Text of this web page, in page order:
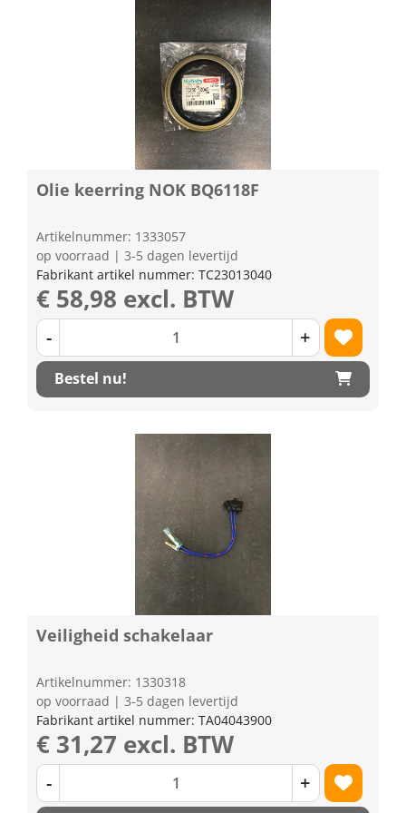
Olie keerring NOK BQ6118F
Artikelnummer: 1333057
op voorraad | 3-5 dagen levertijd
Fabrikant artikel nummer: TC23013040
€ 58,98 excl. BTW
- +
Bestel nu!
Veiligheid schakelaar
Artikelnummer: 1330318
op voorraad | 3-5 dagen levertijd
Fabrikant artikel nummer: TA04043900
€ 31,27 excl. BTW
- +